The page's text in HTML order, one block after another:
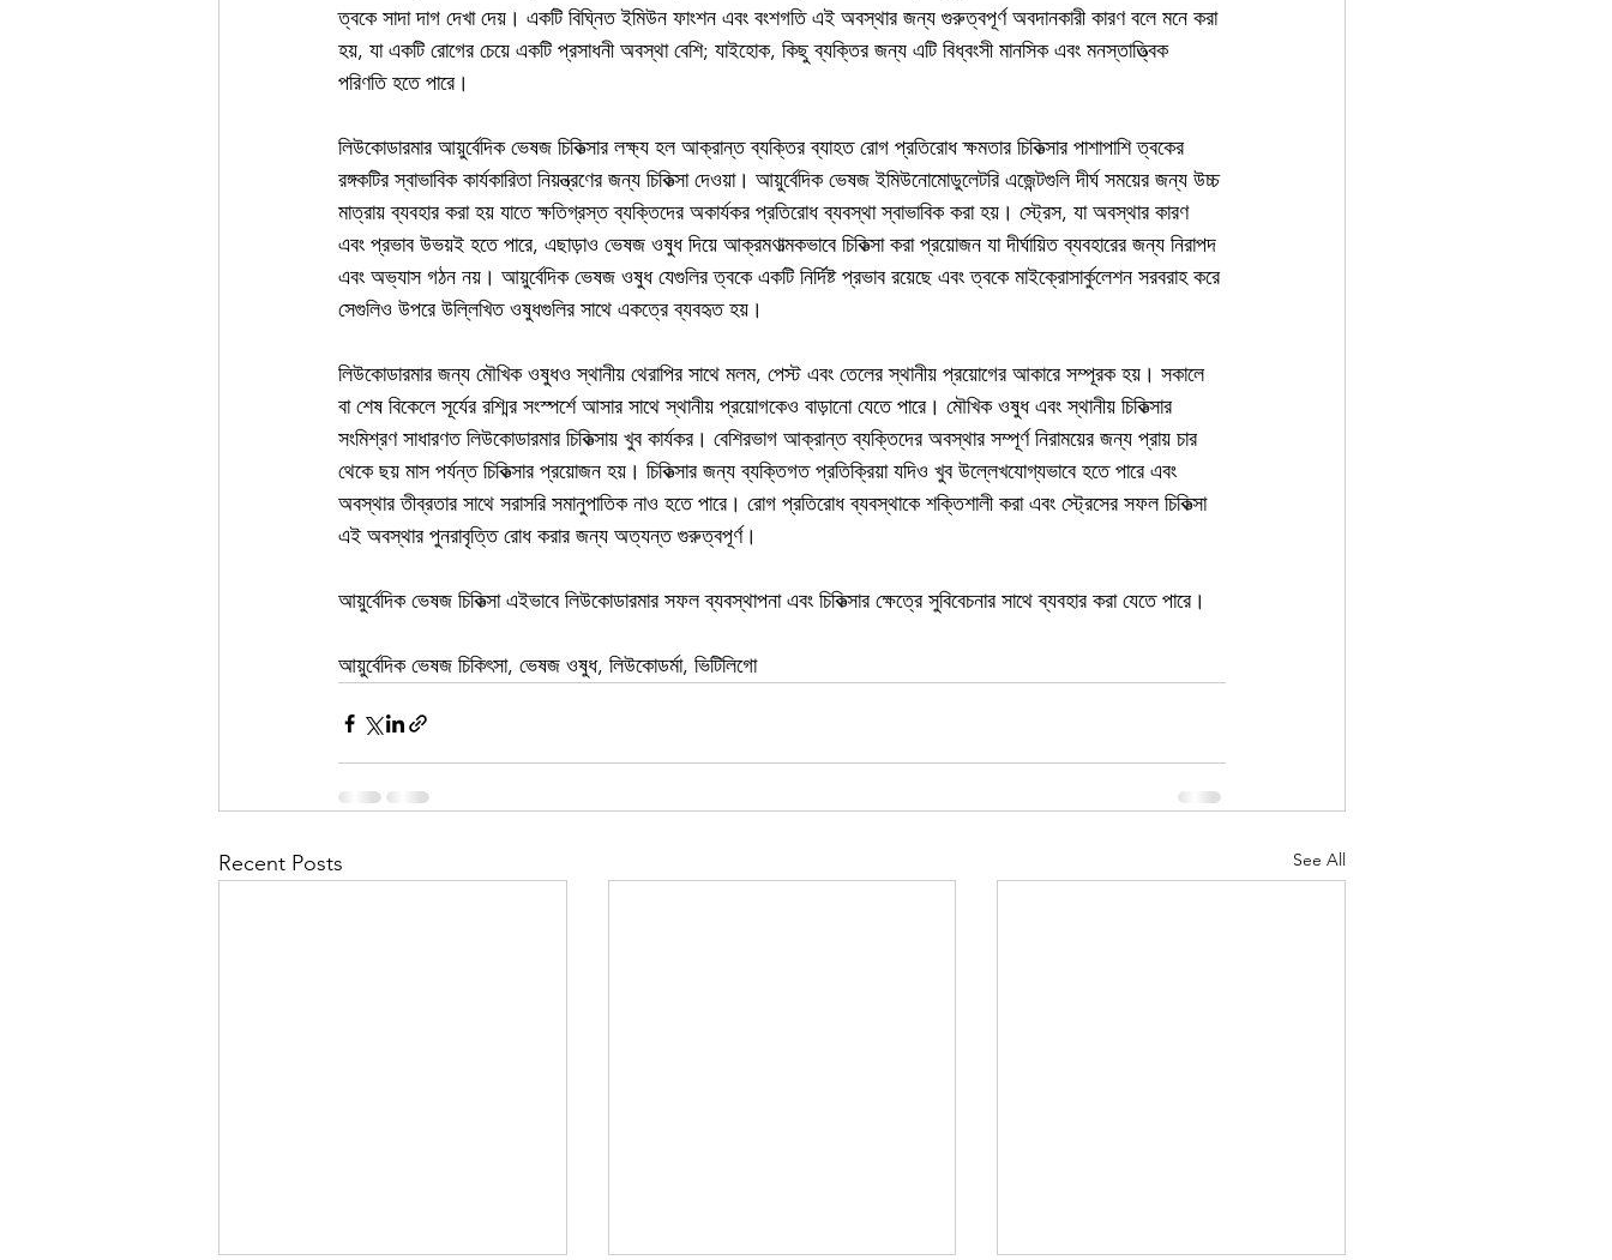
ত্বকে সাদা দাগ দেখা দেয়। একটি বিঘ্নিত ইমিউন ফাংশন এবং বংশগতি এই অবস্থার জন্য গুরুত্বপূর্ণ অবদানকারী কারণ বলে মনে করা
হয়, যা একটি রোগের চেয়ে একটি প্রসাধনী অবস্থা বেশি; যাইহোক, কিছু ব্যক্তির জন্য এটি বিধ্বংসী মানসিক এবং মনস্তাত্ত্বিক
পরিণতি হতে পারে।
লিউকোডারমার আয়ুর্বেদিক ভেষজ চিকিত্সার লক্ষ্য হল আক্রান্ত ব্যক্তির ব্যাহত রোগ প্রতিরোধ ক্ষমতার চিকিত্সার পাশাপাশি ত্বকের
রঙ্গকটির স্বাভাবিক কার্যকারিতা নিয়ন্ত্রণের জন্য চিকিত্সা দেওয়া। আয়ুর্বেদিক ভেষজ ইমিউনোমোডুলেটরি এজেন্টগুলি দীর্ঘ সময়ের জন্য উচ্চ
মাত্রায় ব্যবহার করা হয় যাতে ক্ষতিগ্রস্ত ব্যক্তিদের অকার্যকর প্রতিরোধ ব্যবস্থা স্বাভাবিক করা হয়। স্ট্রেস, যা অবস্থার কারণ
এবং প্রভাব উভয়ই হতে পারে, এছাড়াও ভেষজ ওষুধ দিয়ে আক্রমণাত্মকভাবে চিকিত্সা করা প্রয়োজন যা দীর্ঘায়িত ব্যবহারের জন্য নিরাপদ
এবং অভ্যাস গঠন নয়। আয়ুর্বেদিক ভেষজ ওষুধ যেগুলির ত্বকে একটি নির্দিষ্ট প্রভাব রয়েছে এবং ত্বকে মাইক্রোসার্কুলেশন সরবরাহ করে
সেগুলিও উপরে উল্লিখিত ওষুধগুলির সাথে একত্রে ব্যবহৃত হয়।
লিউকোডারমার জন্য মৌখিক ওষুধও স্থানীয় থেরাপির সাথে মলম, পেস্ট এবং তেলের স্থানীয় প্রয়োগের আকারে সম্পূরক হয়। সকালে
বা শেষ বিকেলে সূর্যের রশ্মির সংস্পর্শে আসার সাথে স্থানীয় প্রয়োগকেও বাড়ানো যেতে পারে। মৌখিক ওষুধ এবং স্থানীয় চিকিত্সার
সংমিশ্রণ সাধারণত লিউকোডারমার চিকিত্সায় খুব কার্যকর। বেশিরভাগ আক্রান্ত ব্যক্তিদের অবস্থার সম্পূর্ণ নিরাময়ের জন্য প্রায় চার
থেকে ছয় মাস পর্যন্ত চিকিত্সার প্রয়োজন হয়। চিকিত্সার জন্য ব্যক্তিগত প্রতিক্রিয়া যদিও খুব উল্লেখযোগ্যভাবে হতে পারে এবং
অবস্থার তীব্রতার সাথে সরাসরি সমানুপাতিক নাও হতে পারে। রোগ প্রতিরোধ ব্যবস্থাকে শক্তিশালী করা এবং স্ট্রেসের সফল চিকিত্সা
এই অবস্থার পুনরাবৃত্তি রোধ করার জন্য অত্যন্ত গুরুত্বপূর্ণ।
আয়ুর্বেদিক ভেষজ চিকিত্সা এইভাবে লিউকোডারমার সফল ব্যবস্থাপনা এবং চিকিত্সার ক্ষেত্রে সুবিবেচনার সাথে ব্যবহার করা যেতে পারে।
আয়ুর্বেদিক ভেষজ চিকিৎসা, ভেষজ ওষুধ, লিউকোডর্মা, ভিটিলিগো
Recent Posts See All